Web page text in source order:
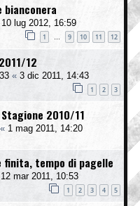
10 lug 2012, 16:59
1 … 9 10 11 12
12
« 3 dic 2011, 14:43
1 2 3
2010/11
« 1 mag 2011, 14:20
tempo di pagelle
12 mar 2011, 10:53
1 2 3 4 5